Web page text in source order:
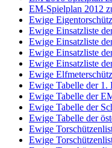
EM-Spielplan 2012
Ewige
Ewige Einsatzliste
Ewige Einsatzliste
Ewige Einsatzliste
Ewige Einsatzliste
Ewige
Ewige Tabelle der 1.
Ewige Tabelle der
Ewige Tabelle der
Ewige Tabelle der
Ewige
Ewige